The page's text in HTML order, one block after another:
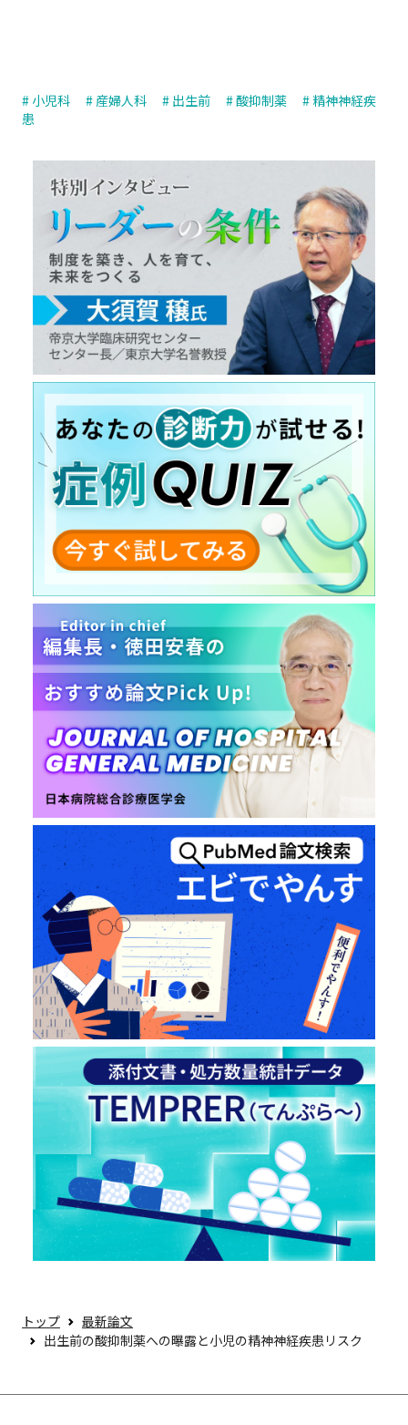
# 小児科 # 産婦人科 # 出生前 # 酸抑制薬
# 精神神経疾
患
トップ
最新論文
出生前の酸抑制薬への曝露と小児の精神神経疾患リスク